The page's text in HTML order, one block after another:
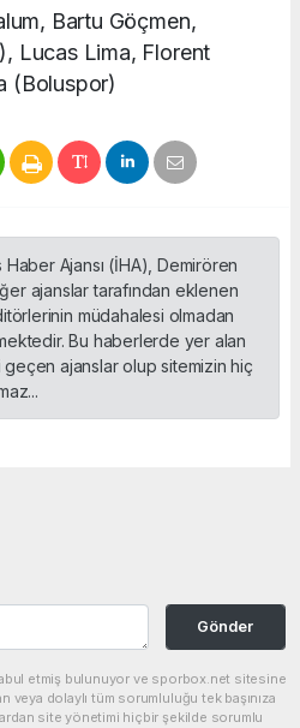
Bartu Göçmen,
Lucas Lima, Florent
(Boluspor)
Haber Ajansı (İHA), Demirören
ajanslar tarafından eklenen
müdahalesi olmadan
Bu haberlerde yer alan
ajanslar olup sitemizin hiç
Gönder
etmiş bulunuyor ve sporbox.net sitesine
veya dolaylı tüm sorumluluğu tek başınıza
site yönetimi hiçbir şekilde sorumlu